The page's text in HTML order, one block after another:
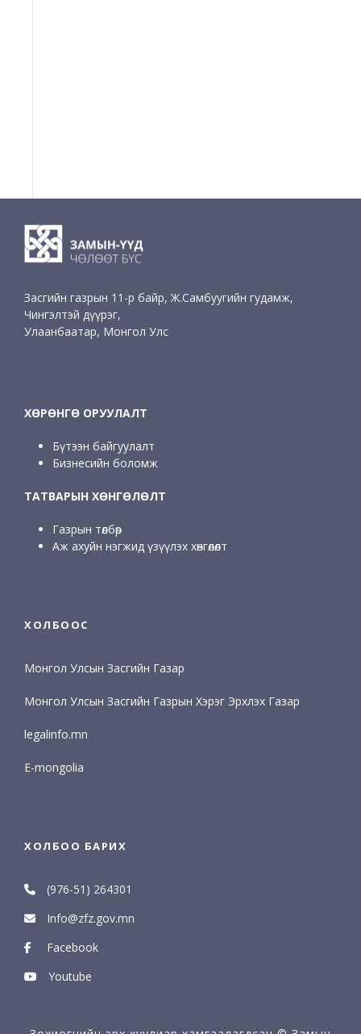
Засгийн газрын 11-р байр, Ж.Самбуугийн гудамж,
Чингэлтэй дүүрэг,
Улаанбаатар, Монгол Улс
ХӨРӨНГӨ ОРУУЛАЛТ
Бүтээн байгуулалт
Бизнесийн боломж
ТАТВАРЫН ХӨНГӨЛӨЛТ
Газрын төлбөр
Аж ахуйн нэгжид үзүүлэх хөнгөлөлт
ХОЛБООС
Монгол Улсын Засгийн Газар
Монгол Улсын Засгийн Газрын Хэрэг Эрхлэх Газар
legalinfo.mn
E-mongolia
ХОЛБОО БАРИХ
(976-51) 264301
Info@zfz.gov.mn
Facebook
Youtube